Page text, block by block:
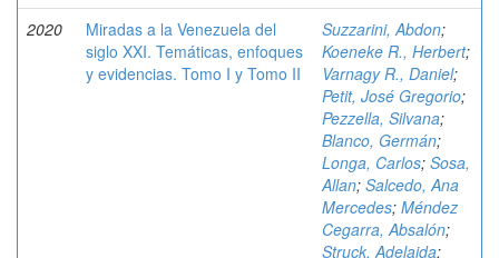
2020
Miradas a la Venezuela del
siglo XXI. Temáticas, enfoques
y evidencias. Tomo I y Tomo II
Suzzarini, Abdon;
Koeneke R., Herbert;
Varnagy R., Daniel;
Petit, José Gregorio;
Pezzella, Silvana;
Blanco, Germán;
Longa, Carlos; Sosa,
Allan; Salcedo, Ana
Mercedes; Méndez
Cegarra, Absalón;
Struck, Adelaida;